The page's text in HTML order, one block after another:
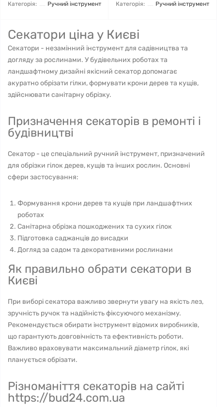
Категорія:
Ручний інструмент
Категорія:
Ручний інструмент
Секатори ціна у Києві
Секатори - незамінний інструмент для садівництва та
догляду за рослинами. У будівельних роботах та
ландшафтному дизайні якісний секатор допомагає
акуратно обрізати гілки, формувати крони дерев та кущів,
здійснювати санітарну обрізку.
Призначення секаторів в ремонті і
будівництві
Секатор - це спеціальний ручний інструмент, призначений
для обрізки гілок дерев, кущів та інших рослин. Основні
сфери застосування:
Формування крони дерев та кущів при ландшафтних
роботах
Санітарна обрізка пошкоджених та сухих гілок
Підготовка саджанців до висадки
Догляд за садом та декоративними рослинами
Як правильно обрати секатори в
Києві
При виборі секатора важливо звернути увагу на якість лез,
зручність ручок та надійність фіксуючого механізму.
Рекомендується обирати інструмент відомих виробників,
що гарантують довговічність та ефективність роботи.
Важливо враховувати максимальний діаметр гілок, які
планується обрізати.
Різноманіття секаторів на сайті
https://bud24.com.ua